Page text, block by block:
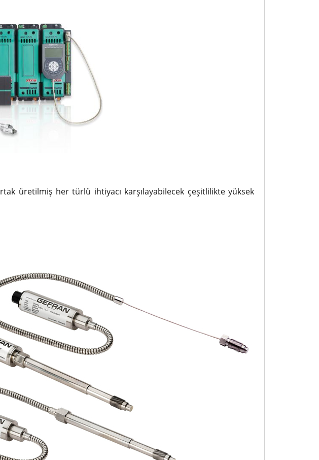
üretilmiş her türlü ihtiyacı karşılayabilecek çeşitlilikte yüksek